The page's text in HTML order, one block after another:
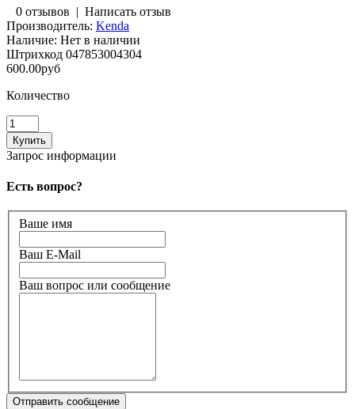
0 отзывов | Написать отзыв
Производитель: Kenda
Наличие: Нет в наличии
Штрихкод 047853004304
600.00руб
Количество
Запрос информации
Есть вопрос?
Ваше имя
Ваш E-Mail
Ваш вопрос или сообщение